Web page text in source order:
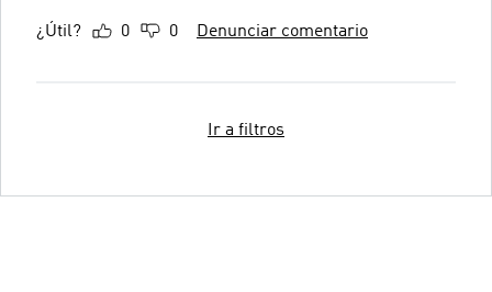
¿Útil? 0 0 Denunciar comentario
Ir a filtros